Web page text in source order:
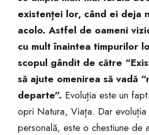
existenței lor, când ei deja
acolo. Astfel de oameni
cu mult înaintea timpurilor
scopul gândit de către
să ajute omenirea să vadă
departe”. Evoluția este un
opri Natura, Viața. Dar evoluția
personală, este o chestiune de